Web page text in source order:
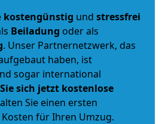
kostengünstig und stressfrei
Beiladung oder als
. Unser Partnernetzwerk, das
haben, ist
sogar international
sich jetzt kostenlose
Sie einen ersten
für Ihren Umzug.